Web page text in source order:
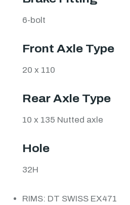
6-bolt
Front Axle Type
20 x 110
Rear Axle Type
10 x 135 Nutted axle
Hole
32H
RIMS: DT SWISS EX471